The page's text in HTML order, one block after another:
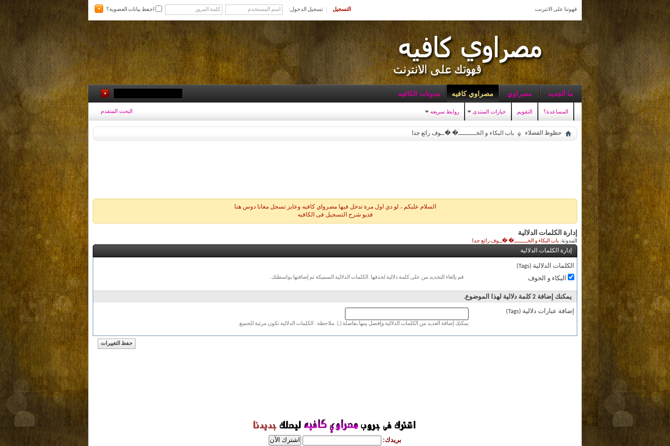
قهوتنا على الانترنت التسجيل تسجيل الدخول: احفظ بيانات العضوية؟
ما الجديد مصراوي مصراوي كافيه
المساعدة؟ التقويم خيارات المنتدى روابط سريعه
مدونات الكافيه
البحث المتقدم
حظوظ الفضلاء باب البكاء و الخـــــــــ� �ــوف رائع جدا
السلام عليكم ، لو دي اول مرة تدخل فيها مصرواي كافيه وعايز تسجل معانا دوس هنا
فديو شرح التسجيل فى الكافيه
إدارة الكلمات الدلالية
المدونة: باب البكاء و الخـــــــــ� �ــوف رائع جدا
إدارة الكلمات الدلالية
الكلمات الدلالية (Tags)
البكاء و الخوف
قم بإلغاء التحديد من على كلمة دلالية لحذفها. الكلمات الدلالية السميكة تم إضافتها بواسطتك.
يمكنك إضافة 2 كلمة دلالية لهذا الموضوع.
إضافة عبارات دلالية (Tags)
يمكنك إضافة العديد من الكلمات الدلالية وإفصل بينها بفاصلة (,). ملاحظة : الكلمات الدلالية تكون مرئية للجميع.
بريدك: